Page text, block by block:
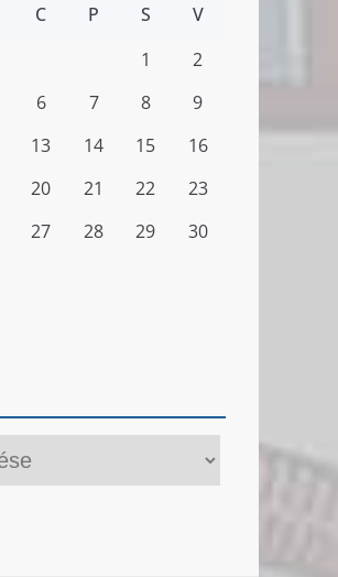
C P S V
1
2
6 7 8
9
13 14 15
16
20 21 22
23
27 28 29
30